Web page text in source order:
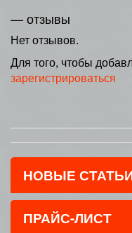
— отзывы
Нет отзывов.
Для того, чтобы
зарегистрироваться
НОВЫЕ
ПРАЙС-ЛИСТ